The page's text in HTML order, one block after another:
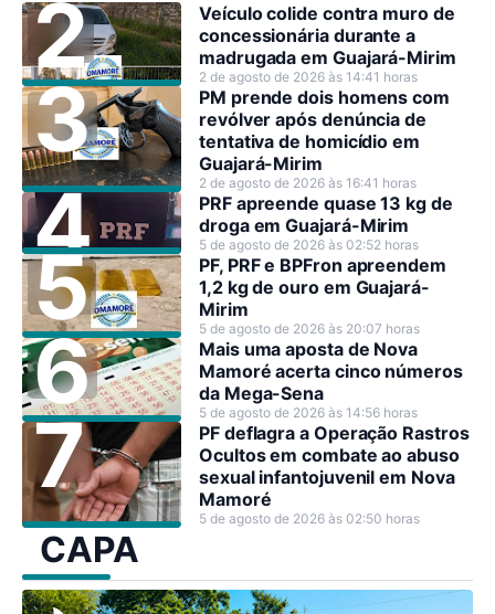
Veículo colide contra muro de
concessionária durante a
madrugada em Guajará-Mirim
2 de agosto de 2026 às 14:41 horas
PM prende dois homens com
revólver após denúncia de
tentativa de homicídio em
Guajará-Mirim
2 de agosto de 2026 às 16:41 horas
PRF apreende quase 13 kg de
droga em Guajará-Mirim
5 de agosto de 2026 às 02:52 horas
PF, PRF e BPFron apreendem
1,2 kg de ouro em Guajará-
Mirim
5 de agosto de 2026 às 20:07 horas
Mais uma aposta de Nova
Mamoré acerta cinco números
da Mega-Sena
5 de agosto de 2026 às 14:56 horas
PF deflagra a Operação Rastros
Ocultos em combate ao abuso
sexual infantojuvenil em Nova
Mamoré
5 de agosto de 2026 às 02:50 horas
CAPA